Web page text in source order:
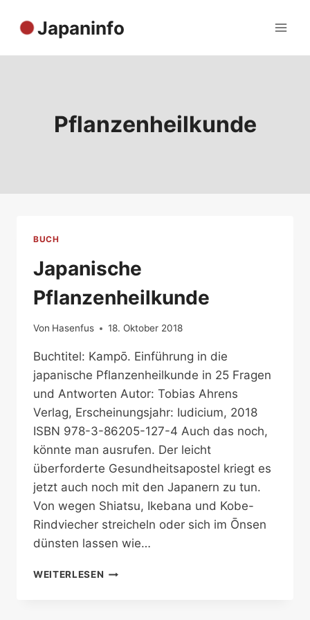
Inhalt
Japaninfo
Pflanzenheilkunde
BUCH
Japanische
Pflanzenheilkunde
Von Hasenfus 18. Oktober 2018
Buchtitel: Kampō. Einführung in die
japanische Pflanzenheilkunde in 25 Fragen
und Antworten Autor: Tobias Ahrens
Verlag, Erscheinungsjahr: Iudicium, 2018
ISBN 978-3-86205-127-4 Auch das noch,
könnte man ausrufen. Der leicht
überforderte Gesundheitsapostel kriegt es
jetzt auch noch mit den Japanern zu tun.
Von wegen Shiatsu, Ikebana und Kobe-
Rindviecher streicheln oder sich im Ōnsen
dünsten lassen wie…
WEITERLESEN JAPANISCHE